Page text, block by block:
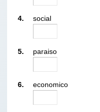
4. social
5. paraiso
6. economico